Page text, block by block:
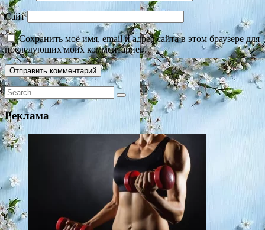
Сайт
Сохранить моё имя, email и адрес сайта в этом браузере для
последующих моих комментариев.
Search
for:
Реклама